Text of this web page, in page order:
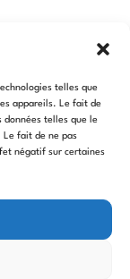
telles que
appareils. Le fait de
données telles que le
Le fait de ne pas
négatif sur certaines
à venir